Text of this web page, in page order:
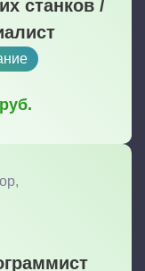
станков /
руб.